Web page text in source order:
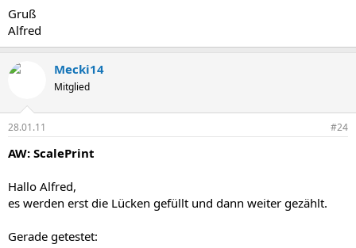
Gruß
Alfred
Mecki14
Mitglied
28.01.11 #24
AW: ScalePrint
Hallo Alfred,
es werden erst die Lücken gefüllt und dann weiter gezählt.
Gerade getestet: